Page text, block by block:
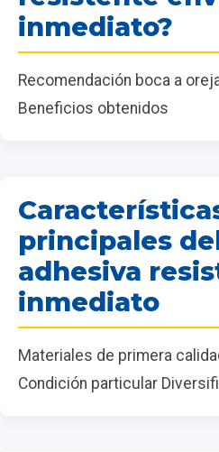
inmediato?
Recomendación boca a
Beneficios obtenidos
principales
adhesiva
inmediato
Materiales de primera
Condición particular